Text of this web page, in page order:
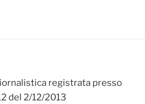
registrata presso
del 2/12/2013